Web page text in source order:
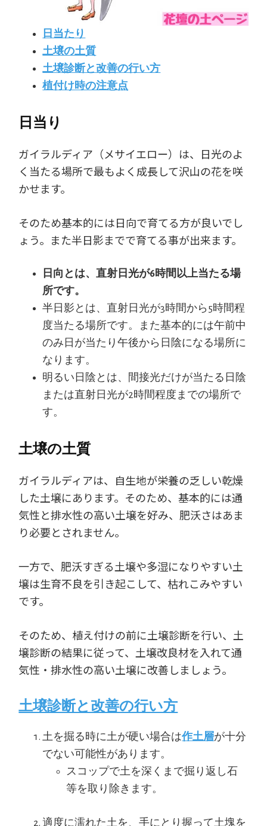
日当たり
土壌の土質
土壌診断と改善の行い方
植付け時の注意点
日当り
ガイラルディア（メサイエロー）は、日光のよ
く当たる場所で最もよく成長して沢山の花を咲
かせます。
そのため基本的には日向で育てる方が良いでし
ょう。また半日影までで育てる事が出来ます。
日向とは、直射日光が6時間以上当たる場
所です。
半日影とは、直射日光が3時間から5時間程
度当たる場所です。また基本的には午前中
のみ日が当たり午後から日陰になる場所に
なります。
明るい日陰とは、間接光だけが当たる日陰
または直射日光が2時間程度までの場所で
す。
土壌の土質
ガイラルディアは、自生地が栄養の乏しい乾燥
した土壌にあります。そのため、基本的には通
気性と排水性の高い土壌を好み、肥沃さはあま
り必要とされません。
一方で、肥沃すぎる土壌や多湿になりやすい土
壌は生育不良を引き起こして、枯れこみやすい
です。
そのため、植え付けの前に土壌診断を行い、土
壌診断の結果に従って、土壌改良材を入れて通
気性・排水性の高い土壌に改善しましょう。
土壌診断と改善の行い方
土を掘る時に土が硬い場合は作土層が十分
でない可能性があります。
スコップで土を深くまで掘り返し石
等を取り除きます。
適度に濡れた土を、手にとり握って土塊を